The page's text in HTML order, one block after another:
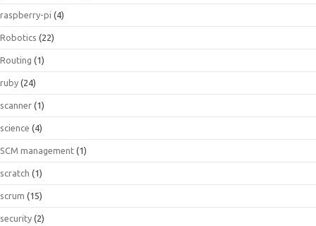
raspberry-pi (4)
Robotics (22)
Routing (1)
ruby (24)
scanner (1)
science (4)
SCM management (1)
scratch (1)
scrum (15)
security (2)